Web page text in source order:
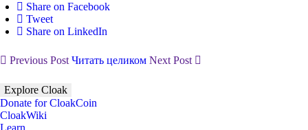
Share on Facebook
Tweet
Share on LinkedIn
Previous Post Читать целиком Next Post
Explore Cloak
Donate for CloakCoin
CloakWiki